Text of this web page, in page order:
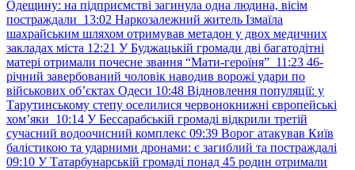
Одещину: на підприємстві загинула одна людина, вісім
постраждали 13:02 Наркозалежний житель Ізмаїла
шахрайським шляхом отримував метадон у двох медичних
закладах міста 12:21 У Буджацькій громади дві багатодітні
матері отримали почесне звання “Мати-героїня” 11:23 46-
річний завербований чоловік наводив ворожі удари по
військових обʼєктах Одеси 10:48 Відновлення популяції: у
Тарутинському степу оселилися червонокнижні європейські
хом’яки 10:14 У Бессарабській громаді відкрили третій
сучасний водоочисний комплекс 09:39 Ворог атакував Київ
балістикою та ударними дронами: є загиблий та постраждалі
09:10 У Татарбунарській громаді понад 45 родин отримали